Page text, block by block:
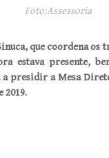
Foto:Assessoria
que coordena os
estava presente,
a presidir a Mesa